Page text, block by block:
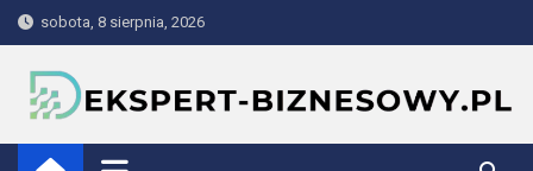
Skip
to
content
sobota, 8 sierpnia, 2026
ekspert-biznesowy.pl